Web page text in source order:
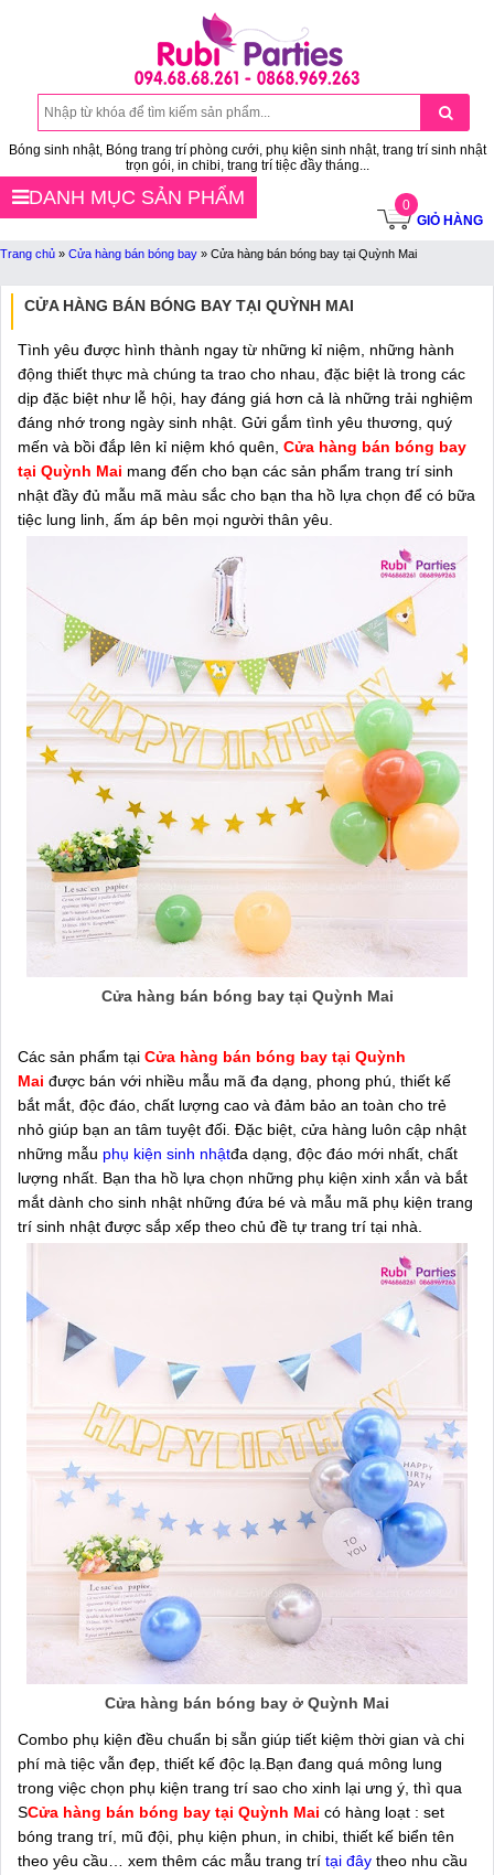
Bóng sinh nhật, Bóng trang trí phòng cưới, phụ kiện sinh nhật, trang trí sinh nhật
trọn gói, in chibi, trang trí tiệc đầy tháng...
0
GIỎ HÀNG
DANH MỤC SẢN PHẨM
Trang chủ » Cửa hàng bán bóng bay » Cửa hàng bán bóng bay tại Quỳnh Mai
CỬA HÀNG BÁN BÓNG BAY TẠI QUỲNH MAI
Tình yêu được hình thành ngay từ những kỉ niệm, những hành
động thiết thực mà chúng ta trao cho nhau, đặc biệt là trong các
dịp đặc biệt như lễ hội, hay đáng giá hơn cả là những trải nghiệm
đáng nhớ trong ngày sinh nhật. Gửi gắm tình yêu thương, quý
mến và bồi đắp lên kỉ niệm khó quên, Cửa hàng bán bóng bay
tại Quỳnh Mai mang đến cho bạn các sản phẩm trang trí sinh
nhật đầy đủ mẫu mã màu sắc cho bạn tha hồ lựa chọn để có bữa
tiệc lung linh, ấm áp bên mọi người thân yêu.
Cửa hàng bán bóng bay tại Quỳnh Mai
Các sản phẩm tại Cửa hàng bán bóng bay tại Quỳnh
Mai được bán với nhiều mẫu mã đa dạng, phong phú, thiết kế
bắt mắt, độc đáo, chất lượng cao và đảm bảo an toàn cho trẻ
nhỏ giúp bạn an tâm tuyệt đối. Đặc biệt, cửa hàng luôn cập nhật
những mẫu phụ kiện sinh nhậtđa dạng, độc đáo mới nhất, chất
lượng nhất. Bạn tha hồ lựa chọn những phụ kiện xinh xắn và bắt
mắt dành cho sinh nhật những đứa bé và mẫu mã phụ kiện trang
trí sinh nhật được sắp xếp theo chủ đề tự trang trí tại nhà.
Cửa hàng bán bóng bay ở Quỳnh Mai
Combo phụ kiện đều chuẩn bị sẵn giúp tiết kiệm thời gian và chi
phí mà tiệc vẫn đẹp, thiết kế độc lạ.Bạn đang quá mông lung
trong việc chọn phụ kiện trang trí sao cho xinh lại ưng ý, thì qua
SCửa hàng bán bóng bay tại Quỳnh Mai có hàng loạt : set
bóng trang trí, mũ đội, phụ kiện phun, in chibi, thiết kế biển tên
theo yêu cầu… xem thêm các mẫu trang trí tại đây theo nhu cầu